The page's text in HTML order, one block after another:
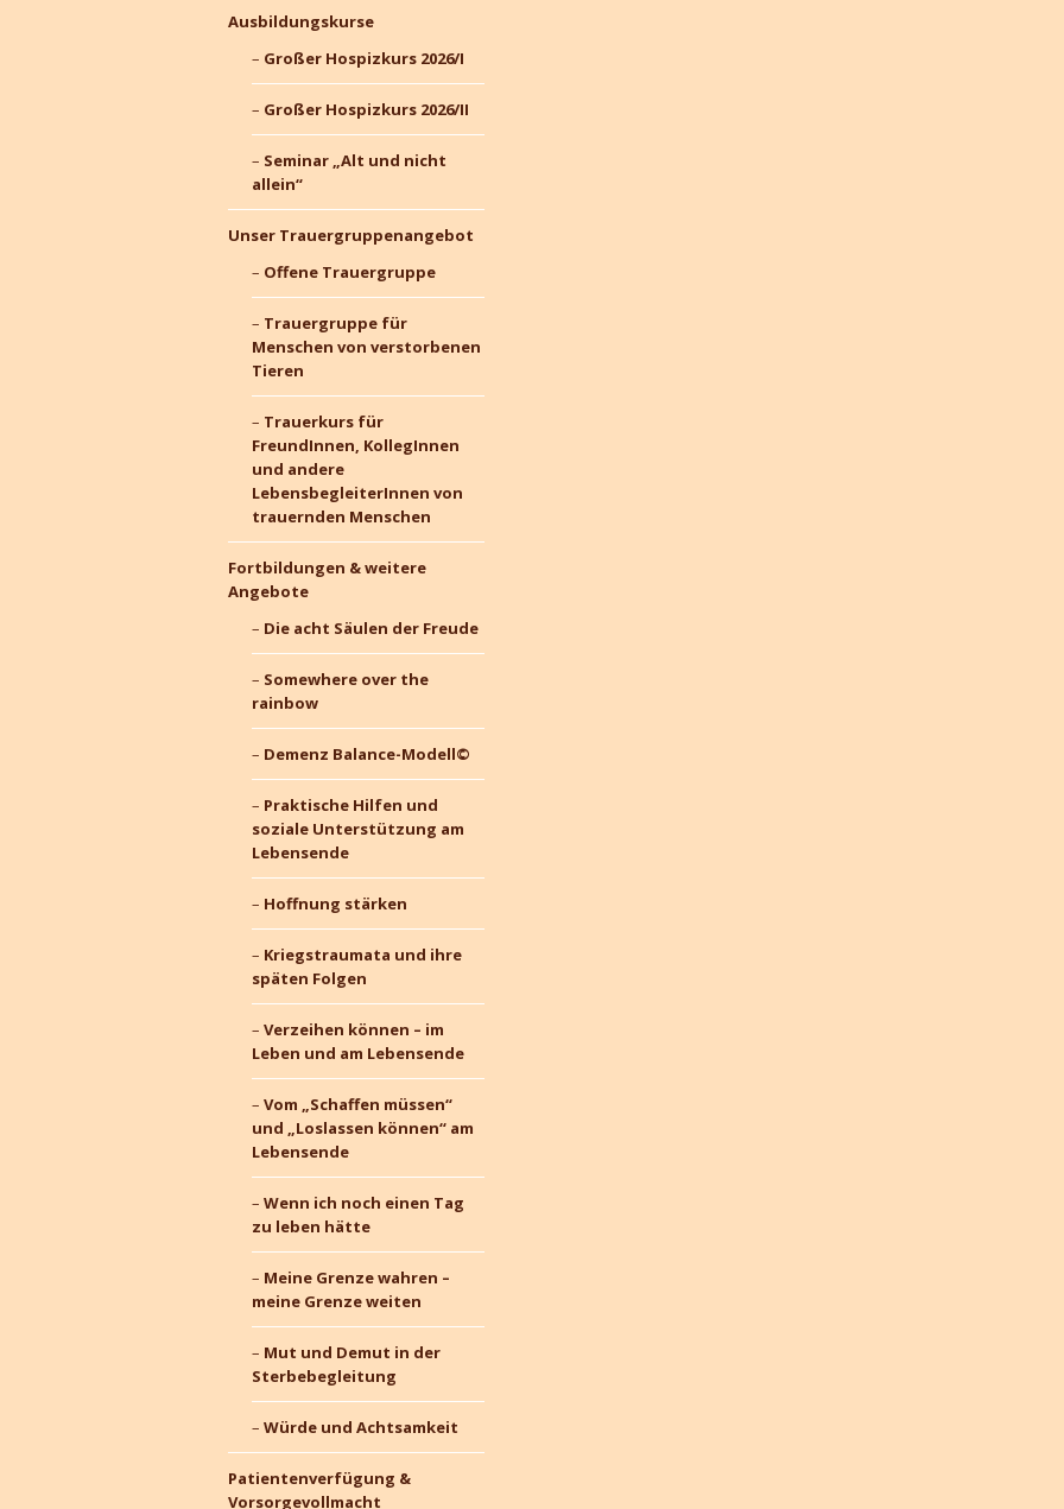
Ausbildungskurse
Großer Hospizkurs 2026/I
Großer Hospizkurs 2026/II
Seminar „Alt und nicht
allein“
Unser Trauergruppenangebot
Offene Trauergruppe
Trauergruppe für
Menschen von verstorbenen
Tieren
Trauerkurs für
FreundInnen, KollegInnen
und andere
LebensbegleiterInnen von
trauernden Menschen
Fortbildungen & weitere
Angebote
Die acht Säulen der Freude
Somewhere over the
rainbow
Demenz Balance-Modell©
Praktische Hilfen und
soziale Unterstützung am
Lebensende
Hoffnung stärken
Kriegstraumata und ihre
späten Folgen
Verzeihen können – im
Leben und am Lebensende
Vom „Schaffen müssen“
und „Loslassen können“ am
Lebensende
Wenn ich noch einen Tag
zu leben hätte
Meine Grenze wahren –
meine Grenze weiten
Mut und Demut in der
Sterbebegleitung
Würde und Achtsamkeit
Patientenverfügung &
Vorsorgevollmacht